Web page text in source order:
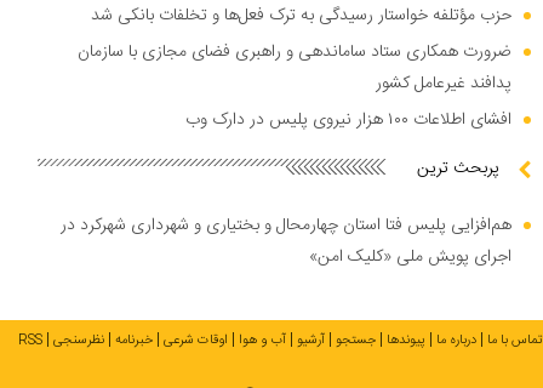
حزب مؤتلفه خواستار رسیدگی به ترک فعل‌ها و تخلفات بانکی شد
ضرورت همکاری ستاد ساماندهی و راهبری فضای مجازی با سازمان
پدافند غیرعامل کشور
افشای اطلاعات ۱۰۰ هزار نیروی پلیس در دارک وب
پربحث ترین
هم‌افزایی پلیس فتا استان چهارمحال و بختیاری و شهرداری شهرکرد در
اجرای پویش ملی «کلیک امن»
تماس با ما درباره ما پیوندها جستجو آرشیو آب و هوا اوقات شرعی خبرنامه نظرسنجی RSS